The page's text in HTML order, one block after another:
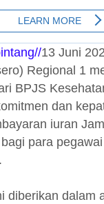
13 Juni
Regional 1
BPJS
dan
iuran
para
diberikan dalam